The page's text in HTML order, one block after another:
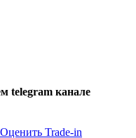
telegram канале
Оценить Trade-in